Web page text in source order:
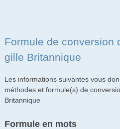
Formule de conversion
gille Britannique
Les informations suivantes vous
méthodes et formule(s) de
Britannique
Formule en mots